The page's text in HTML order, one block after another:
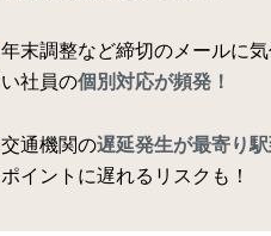
年末調整など締切のメールに
い社員の個別対応が頻発！
交通機関の遅延発生が最寄り
ポイントに遅れるリスクも！